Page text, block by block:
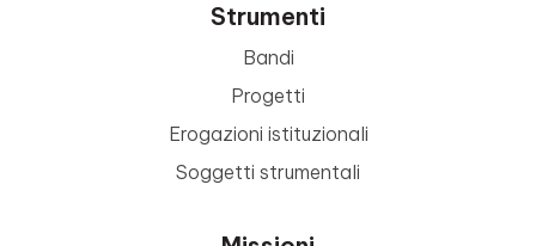
Strumenti
Bandi
Progetti
Erogazioni istituzionali
Soggetti strumentali